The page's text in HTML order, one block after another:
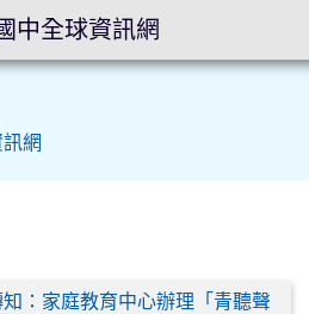
：家庭教育中心辦理「青聽聲
中全球資訊網